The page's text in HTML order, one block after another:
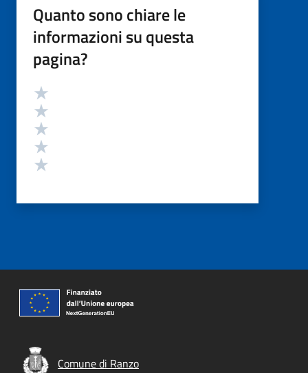
Quanto sono chiare le
informazioni su questa
pagina?
Valutazione
Comune di Ranzo